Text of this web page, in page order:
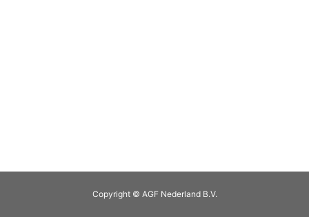
Copyright © AGF Nederland B.V.